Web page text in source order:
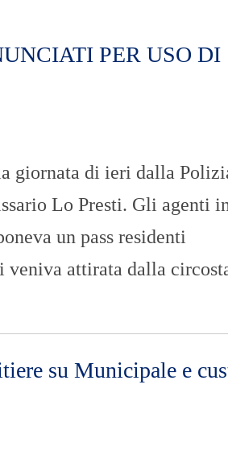
o
PER USO DI
giornata di ieri dalla
Lo Presti. Gli agenti
un pass residenti
attirata dalla
su Municipale e